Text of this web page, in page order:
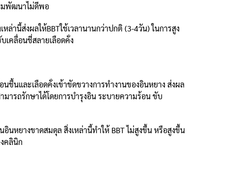
มพัฒนาไม่ดีพอ
นี้ส่งผลให้BBTใช้เวลานานกว่าปกติ (3-4วัน) ในการสูง
เคลื่อนชี่สลายเลือดคั่ง
นและเลือดคั่งเข้าขัดขวางการทำงานของอินหยาง ส่งผล
ารถรักษาได้โดยการบำรุงอิน ระบายความร้อน ขับ
ยางขาดสมดุล สิ่งเหล่านี้ทำให้ BBT ไม่สูงขึ้น หรือสูงขึ้น
คลินิก